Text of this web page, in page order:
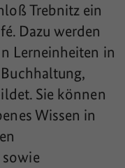
Trebnitz ein
Dazu werden
Lerneinheiten in
Sie können
Wissen in